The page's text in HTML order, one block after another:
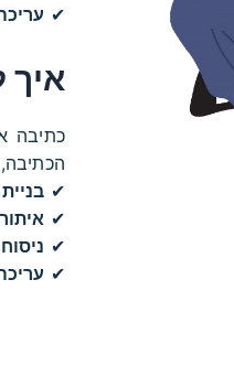
✔
איך
כתיבה
הכתיבה,
✔
✔
✔
✔